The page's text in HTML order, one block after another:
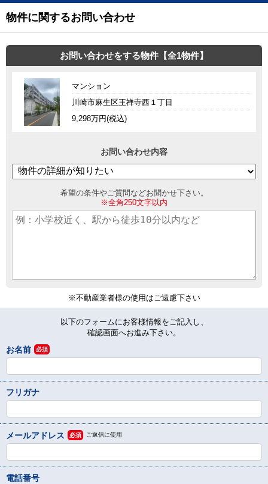
物件に関するお問い合わせ
お問い合わせをする物件【全1物件】
マンション
川崎市麻生区王禅寺西１丁目
9,298万円(税込)
お問い合わせ内容
希望の条件やご質問などお聞かせ下さい。
※全角250文字以内
※不動産業者様の使用はご遠慮下さい
以下のフォームにお客様情報をご記入し、
確認画面へお進み下さい。
お名前 必須
フリガナ
メールアドレス 必須 ご返信に使用
電話番号